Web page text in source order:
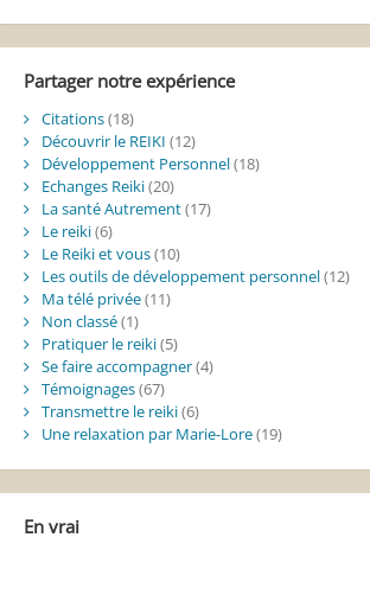
Partager notre expérience
Citations(18)
Découvrir le REIKI (12)
Développement Personnel(18)
Echanges Reiki(20)
La santé Autrement(17)
Le reiki(6)
Le Reiki et vous(10)
Les outils de développement personnel(12)
Ma télé privée(11)
Non classé(1)
Pratiquer le reiki(5)
Se faire accompagner(4)
Témoignages(67)
Transmettre le reiki(6)
Une relaxation par Marie-Lore(19)
En vrai